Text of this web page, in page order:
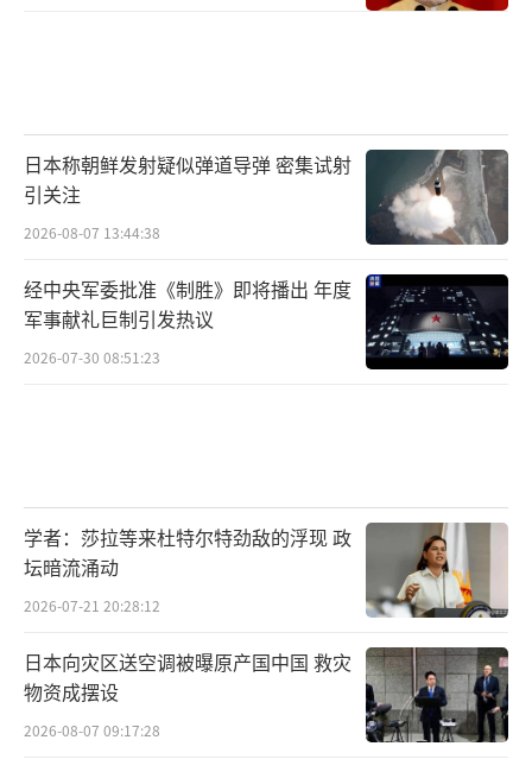
就不用再打仗了
就能过上好日子了
那些话
当时我还不太懂
一起涌进来
又有一双手托起我，把我抱在怀里
明天，是海军生日
日本称朝鲜发射疑似弹道导弹 密集试射
引关注
2026-08-07 13:44:38
经中央军委批准《制胜》即将播出 年度
军事献礼巨制引发热议
2026-07-30 08:51:23
学者：莎拉等来杜特尔特劲敌的浮现 政
坛暗流涌动
2026-07-21 20:28:12
日本向灾区送空调被曝原产国中国 救灾
物资成摆设
2026-08-07 09:17:28